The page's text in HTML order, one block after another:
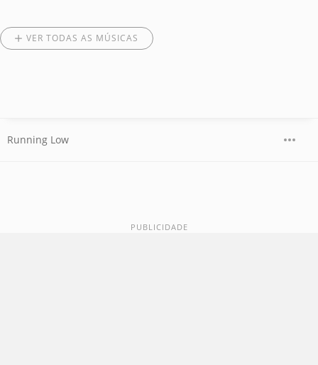
VER TODAS AS MÚSICAS
Running Low